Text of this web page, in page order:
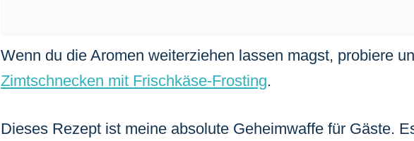
Wenn du die Aromen weiterziehen lassen magst, probiere
Zimtschnecken mit Frischkäse-Frosting.
Dieses Rezept ist meine absolute Geheimwaffe für Gäste.